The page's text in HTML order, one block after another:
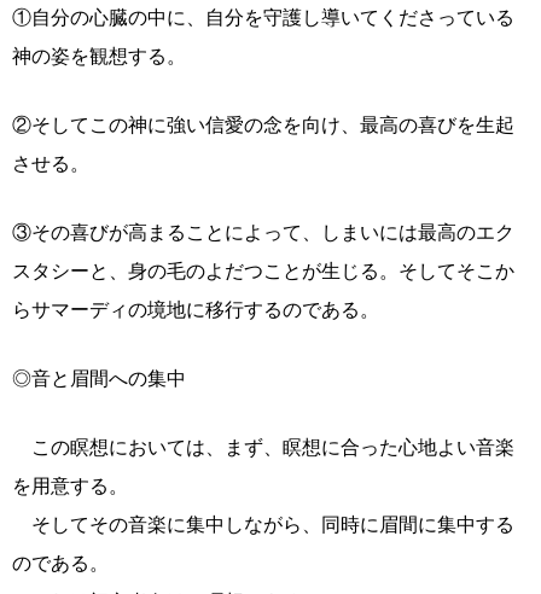
①自分の心臓の中に、自分を守護し導いてくださっている
神の姿を観想する。
②そしてこの神に強い信愛の念を向け、最高の喜びを生起
させる。
③その喜びが高まることによって、しまいには最高のエク
スタシーと、身の毛のよだつことが生じる。そしてそこか
らサマーディの境地に移行するのである。
◎音と眉間への集中
この瞑想においては、まず、瞑想に合った心地よい音楽
を用意する。
そしてその音楽に集中しながら、同時に眉間に集中する
のである。